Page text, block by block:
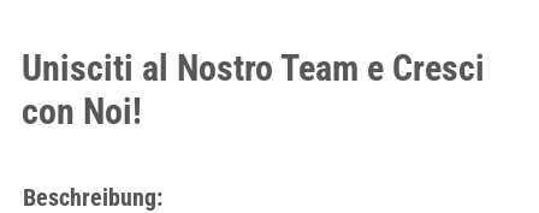
Unisciti al Nostro Team e Cresci
con Noi!
Beschreibung: